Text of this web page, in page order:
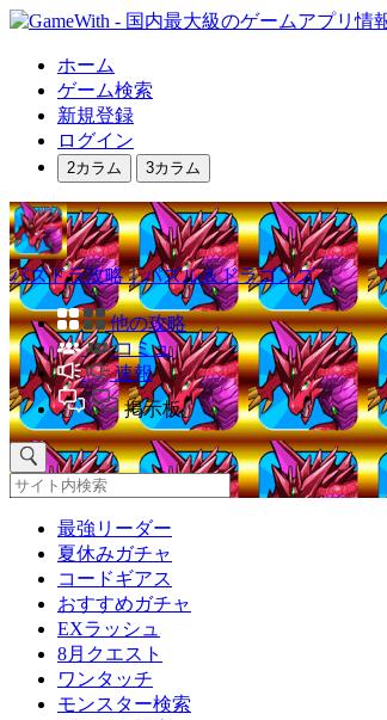
ホーム
ゲーム検索
新規登録
ログイン
2カラム 3カラム
パズドラ攻略｜パズル＆ドラゴンズ
他の攻略
コミュ
速報
掲示板
最強リーダー
夏休みガチャ
コードギアス
おすすめガチャ
EXラッシュ
8月クエスト
ワンタッチ
モンスター検索